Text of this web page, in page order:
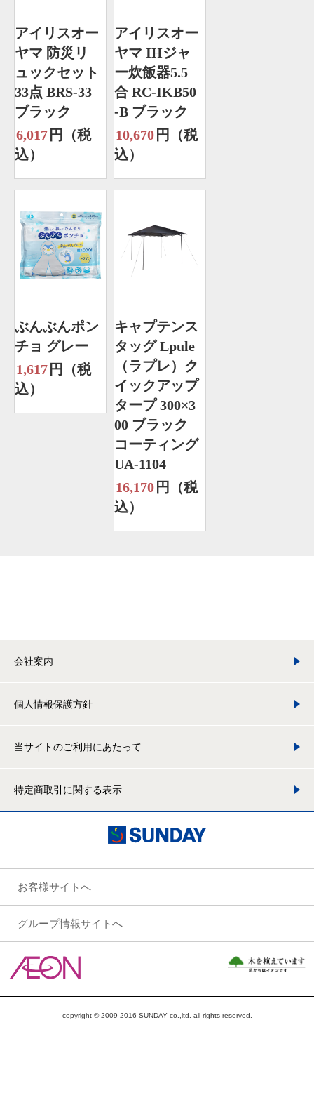
アイリスオー
ヤマ 防災リ
ュックセット
33点 BRS-33
ブラック
6,017 円（税
込）
アイリスオー
ヤマ IHジャ
ー炊飯器5.5
合 RC-IKB50
-B ブラック
10,670 円（税
込）
ぶんぶんポン
チョ グレー
1,617 円（税
込）
キャプテンス
タッグ Lpule
（ラプレ）ク
イックアップ
タープ 300×3
00 ブラック
コーティング
UA-1104
16,170 円（税
込）
会社案内
個人情報保護方針
当サイトのご利用にあたって
特定商取引に関する表示
お客様サイトへ
グループ情報サイトへ
copyright © 2009-2016 SUNDAY co.,ltd. all rights reserved.